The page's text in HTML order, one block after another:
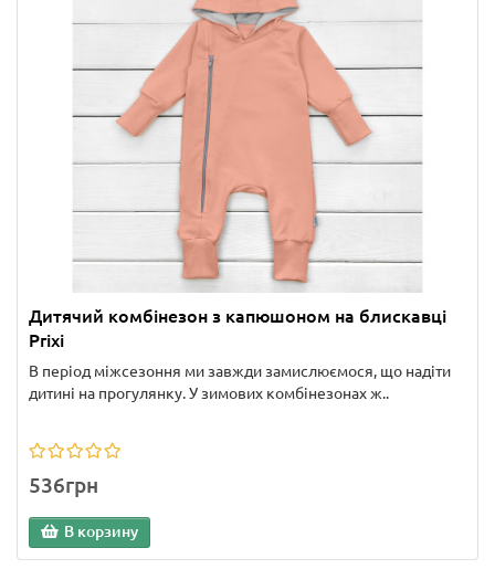
Дитячий комбінезон з капюшоном на блискавці
Prixi
В період міжсезоння ми завжди замислюємося, що надіти
дитині на прогулянку. У зимових комбінезонах ж..
536грн
В корзину